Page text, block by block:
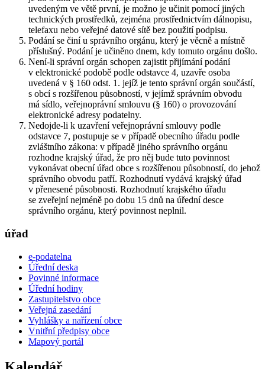
uvedeným ve větě první, je možno je učinit pomocí jiných
technických prostředků, zejména prostřednictvím dálnopisu,
telefaxu nebo veřejné datové sítě bez použití podpisu.
Podání se činí u správního orgánu, který je věcně a místně
příslušný. Podání je učiněno dnem, kdy tomuto orgánu došlo.
Není-li správní orgán schopen zajistit přijímání podání
v elektronické podobě podle odstavce 4, uzavře osoba
uvedená v § 160 odst. 1. jejíž je tento správní orgán součástí,
s obcí s rozšířenou působností, v jejímž správním obvodu
má sídlo, veřejnoprávní smlouvu (§ 160) o provozování
elektronické adresy podatelny.
Nedojde-li k uzavření veřejnoprávní smlouvy podle
odstavce 7, postupuje se v případě obecního úřadu podle
zvláštního zákona: v případě jiného správního orgánu
rozhodne krajský úřad, že pro něj bude tuto povinnost
vykonávat obecní úřad obce s rozšířenou působností, do jehož
správního obvodu patří. Rozhodnutí vydává krajský úřad
v přenesené působnosti. Rozhodnutí krajského úřadu
se zveřejní nejméně po dobu 15 dnů na úřední desce
správního orgánu, který povinnost neplnil.
úřad
e-podatelna
Úřední deska
Povinné informace
Úřední hodiny
Zastupitelstvo obce
Veřejná zasedání
Vyhlášky a nařízení obce
Vnitřní předpisy obce
Mapový portál